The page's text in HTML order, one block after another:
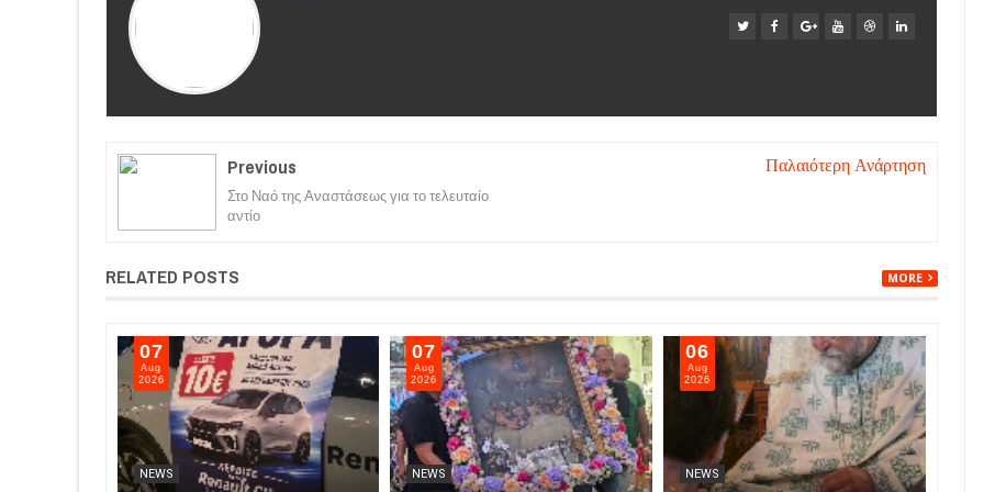
Previous
Στο Ναό της Αναστάσεως για το τελευταίο
αντίο
Παλαιότερη Ανάρτηση
RELATED POSTS MORE
07
Aug
2026
NEWS
07
Aug
2026
NEWS
06
Aug
2026
NEWS